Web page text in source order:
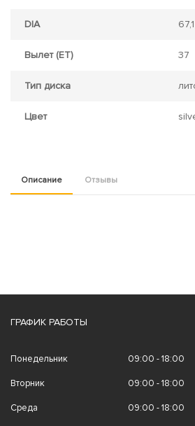
DIA 67,1
Вылет (ET) 37
Тип диска
Цвет
Описание Отзывы
ГРАФИК РАБОТЫ
Понедельник 09:00 - 18:00
Вторник 09:00 - 18:00
Среда 09:00 - 18:00